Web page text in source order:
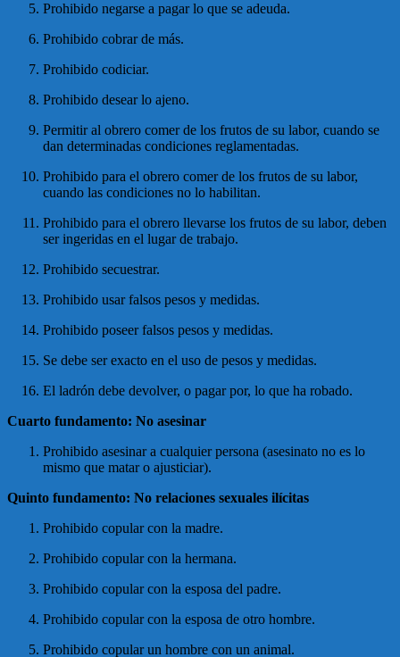
Prohibido negarse a pagar lo que se adeuda.
Prohibido cobrar de más.
Prohibido codiciar.
Prohibido desear lo ajeno.
Permitir al obrero comer de los frutos de su labor, cuando se
dan determinadas condiciones reglamentadas.
Prohibido para el obrero comer de los frutos de su labor,
cuando las condiciones no lo habilitan.
Prohibido para el obrero llevarse los frutos de su labor, deben
ser ingeridas en el lugar de trabajo.
Prohibido secuestrar.
Prohibido usar falsos pesos y medidas.
Prohibido poseer falsos pesos y medidas.
Se debe ser exacto en el uso de pesos y medidas.
El ladrón debe devolver, o pagar por, lo que ha robado.
Cuarto fundamento: No asesinar
Prohibido asesinar a cualquier persona (asesinato no es lo
mismo que matar o ajusticiar).
Quinto fundamento: No relaciones sexuales ilícitas
Prohibido copular con la madre.
Prohibido copular con la hermana.
Prohibido copular con la esposa del padre.
Prohibido copular con la esposa de otro hombre.
Prohibido copular un hombre con un animal.